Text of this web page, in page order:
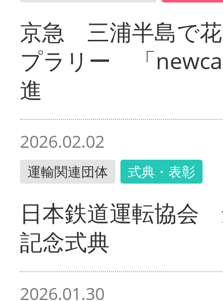
京急 三浦半島で
プラリー 「
進
2026.02.02
運輸関連団体 式典・表彰
日本鉄道運転協会
記念式典
2026.01.30